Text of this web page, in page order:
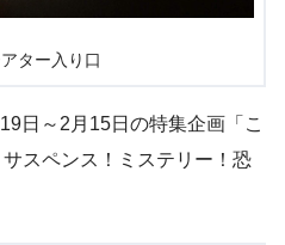
ター入り口
日～2月15日の特集企画「こ
スペンス！ミステリー！恐